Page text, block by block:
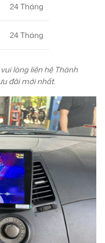
24 Tháng
24 Tháng
lòng liên hệ Thành
đãi mới nhất.